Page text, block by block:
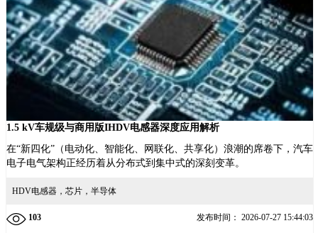
1.5 kV车规级与商用版IHDV电感器深度应用解析
在“新四化”（电动化、智能化、网联化、共享化）浪潮的席卷下，汽车
电子电气架构正经历着从分布式到集中式的深刻变革。
HDV电感器，芯片，半导体
103 发布时间： 2026-07-27 15:44:03